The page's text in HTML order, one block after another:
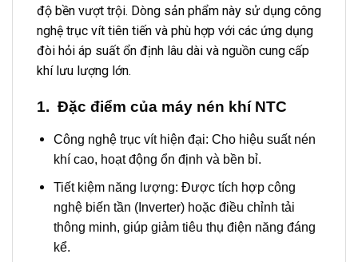
độ bền vượt trội. Dòng sản phẩm này sử dụng công
nghệ trục vít tiên tiến và phù hợp với các ứng dụng
đòi hỏi áp suất ổn định lâu dài và nguồn cung cấp
khí lưu lượng lớn.
1. Đặc điểm của máy nén khí NTC
Công nghệ trục vít hiện đại: Cho hiệu suất nén
khí cao, hoạt động ổn định và bền bỉ.
Tiết kiệm năng lượng: Được tích hợp công
nghệ biến tần (Inverter) hoặc điều chỉnh tải
thông minh, giúp giảm tiêu thụ điện năng đáng
kể.